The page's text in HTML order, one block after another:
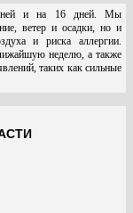
и на 16 дней. Мы
ветер и осадки, но и
и риска аллергии.
неделю, а также
таких как сильные